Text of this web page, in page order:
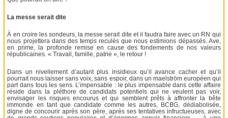
La messe serait dite
À en croire les sondeurs, la messe serait dite et il faudra faire avec un RN qui
nous projettera dans des temps reculés que nous estimions dépassés. Ave,
en prime, la profonde remise en cause des fondements de nos valeurs
républicaines. « Travail, famille, patrie », le retour !
Dans un nivellement d’autant plus insidieux qu’il avance cacher et qu’il
pourrait nous laisser sans voix, sans espoir, dans un maelström européen qui
part dans tous les sens. L’impensable : le plus impensable dans cette affaire
réside dans la pléthore de candidats potentiels qui ne veulent pas voir,
envisager les risques encourus et qui semblent prêts à affronter la bête
immonde en tant que candidate comme les autres, BCBG, dédiabolisée,
digne de concourir après son père, après ses tentatives infructueuses, avec